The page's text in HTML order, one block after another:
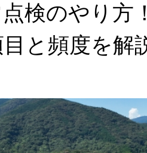
検のやり方
と頻度を解